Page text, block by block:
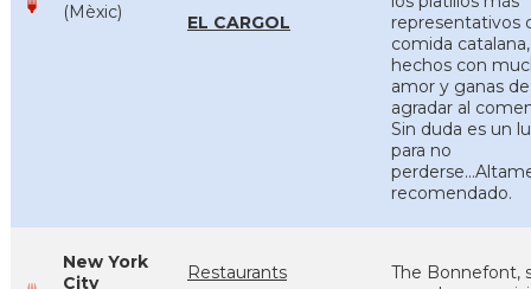
(Mèxic)
EL CARGOL
representativos
comida catalana,
hechos con
amor y ganas de
agradar al
Sin duda es un
para no
recomendado.
New York
City
Restaurants
The Bonnefont,